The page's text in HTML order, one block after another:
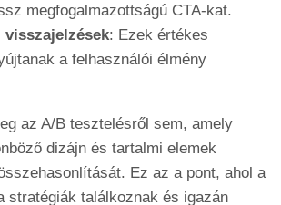
megfogalmazottságú CTA-kat.
visszajelzések: Ezek értékes
a felhasználói élmény
az A/B tesztelésről sem, amely
dizájn és tartalmi elemek
Ez az a pont, ahol a
stratégiák találkoznak és igazán